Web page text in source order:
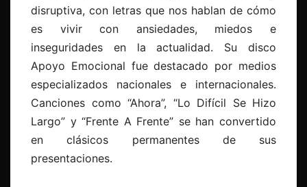
disruptiva, con letras que nos hablan de cómo
es vivir con ansiedades, miedos e
inseguridades en la actualidad. Su disco
Apoyo Emocional fue destacado por medios
especializados nacionales e internacionales.
Canciones como “Ahora”, “Lo Difícil Se Hizo
Largo” y “Frente A Frente” se han convertido
en clásicos permanentes de sus
presentaciones.